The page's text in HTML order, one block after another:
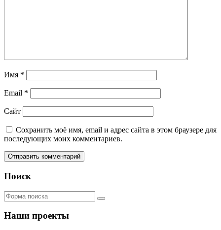
Имя *
Email *
Сайт
Сохранить моё имя, email и адрес сайта в этом браузере для
последующих моих комментариев.
Поиск
Поиск
Наши проекты